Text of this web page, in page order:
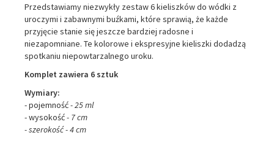
Przedstawiamy niezwykły zestaw 6 kieliszków do wódki z
uroczymi i zabawnymi buźkami, które sprawią, że każde
przyjęcie stanie się jeszcze bardziej radosne i
niezapomniane. Te kolorowe i ekspresyjne kieliszki dodadzą
spotkaniu niepowtarzalnego uroku.
Komplet zawiera 6 sztuk
Wymiary:
- pojemność- 25 ml
- wysokość- 7 cm
- szerokość - 4 cm